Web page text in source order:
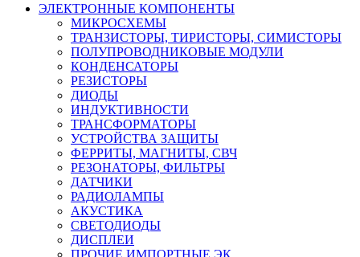
ЭЛЕКТРОННЫЕ КОМПОНЕНТЫ
МИКРОСХЕМЫ
ТРАНЗИСТОРЫ, ТИРИСТОРЫ, СИМИСТОРЫ
ПОЛУПРОВОДНИКОВЫЕ МОДУЛИ
КОНДЕНСАТОРЫ
РЕЗИСТОРЫ
ДИОДЫ
ИНДУКТИВНОСТИ
ТРАНСФОРМАТОРЫ
УСТРОЙСТВА ЗАЩИТЫ
ФЕРРИТЫ, МАГНИТЫ, СВЧ
РЕЗОНАТОРЫ, ФИЛЬТРЫ
ДАТЧИКИ
РАДИОЛАМПЫ
АКУСТИКА
СВЕТОДИОДЫ
ДИСПЛЕИ
ПРОЧИЕ ИМПОРТНЫЕ ЭК